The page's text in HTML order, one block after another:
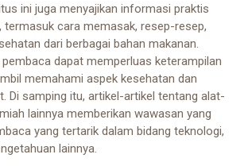
ini juga menyajikan informasi praktis
termasuk cara memasak, resep-resep,
dari berbagai bahan makanan.
pembaca dapat memperluas keterampilan
memahami aspek kesehatan dan
Di samping itu, artikel-artikel tentang alat-
lainnya memberikan wawasan yang
yang tertarik dalam bidang teknologi,
lainnya.